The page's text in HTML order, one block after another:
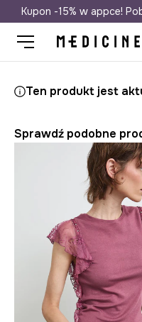
Darmowa
Kupon -15% w appce!
Ten produkt jest
Sprawdź podobne